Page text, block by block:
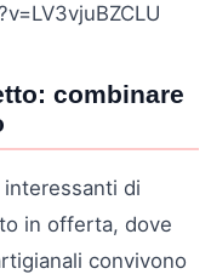
combinare
di
in offerta, dove
convivono